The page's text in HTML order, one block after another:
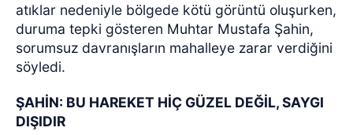
atıklar nedeniyle bölgede kötü görüntü oluşurken,
duruma tepki gösteren Muhtar Mustafa Şahin,
sorumsuz davranışların mahalleye zarar verdiğini
söyledi.
ŞAHİN: BU HAREKET HİÇ GÜZEL DEĞİL, SAYGI
DIŞIDIR